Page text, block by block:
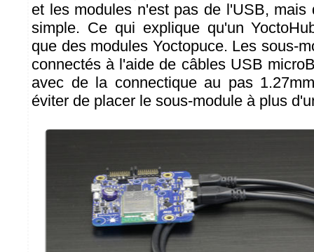
et les modules n'est pas de l'USB, mais
simple. Ce qui explique qu'un
que des modules Yoctopuce. Les sous-
connectés à l'aide de câbles USB
avec de la connectique au pas
éviter de placer le sous-module à plus